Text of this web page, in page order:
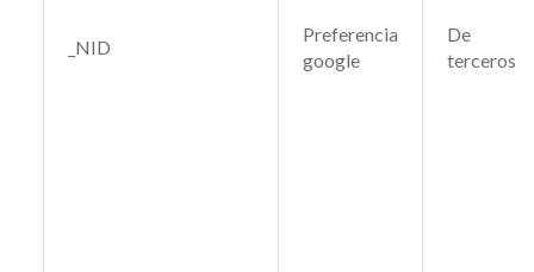
_NID
Preferencia
google
De
terceros